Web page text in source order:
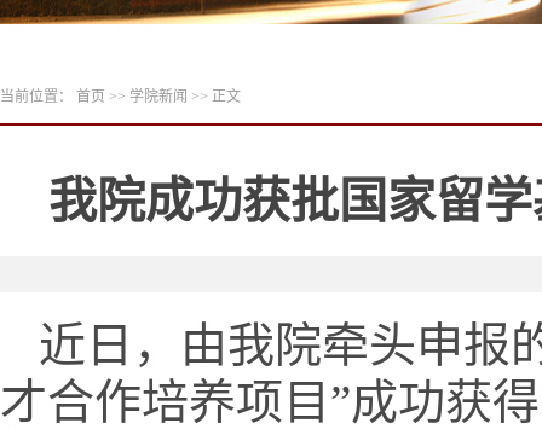
当前位置： 首页 >> 学院新闻 >> 正文
我院成功获批国家留
近日，由我院牵头申报
才合作培养项目”成功获